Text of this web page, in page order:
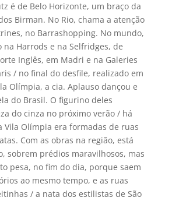
é de Belo Horizonte, um braço da
Birman. No Rio, chama a atenção
no Barrashopping. No mundo,
na Harrods e na Selfridges, de
Inglês, em Madri e na Galeries
/ no final do desfile, realizado em
Olí­mpia, a cia. Aplauso dançou e
do Brasil. O figurino deles
do cinza no próximo verão / há
Vila Olí­mpia era formadas de ruas
Com as obras na região, está
sobrem prédios maravilhosos, mas
pesa, no fim do dia, porque saem
ao mesmo tempo, e as ruas
/ a nata dos estilistas de São